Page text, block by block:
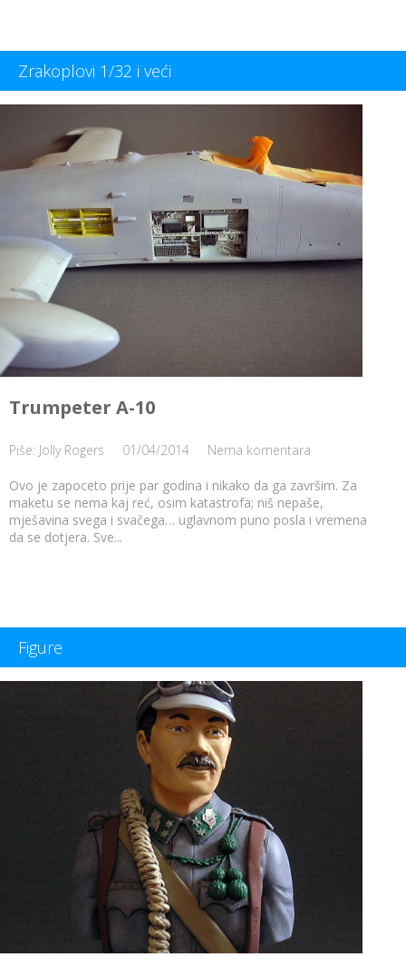
Zrakoplovi 1/32 i veći
Trumpeter A-10
Piše: Jolly Rogers 01/04/2014 Nema komentara
Ovo je zapoceto prije par godina i nikako da ga završim. Za
maketu se nema kaj reć, osim katastrofa; niš nepaše,
mješavina svega i svačega… uglavnom puno posla i vremena
da se dotjera. Sve...
Figure